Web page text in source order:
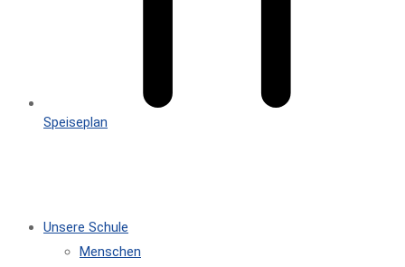
Speiseplan
Unsere Schule
Menschen